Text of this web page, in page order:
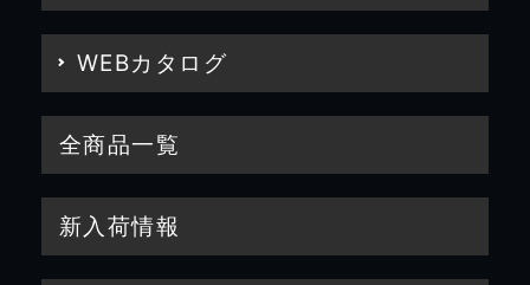
WEBカタログ
全商品一覧
新入荷情報